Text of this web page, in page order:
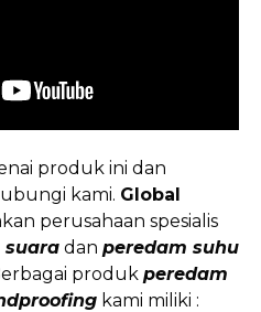
produk ini dan
kami. Global
perusahaan spesialis
suara dan peredam suhu
produk peredam
kami miliki :